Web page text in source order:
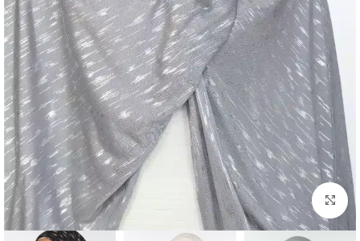
Click to enlarge